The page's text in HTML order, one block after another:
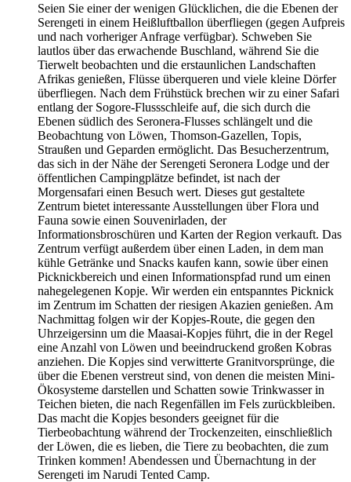
Seien Sie einer der wenigen Glücklichen, die die Ebenen der
Serengeti in einem Heißluftballon überfliegen (gegen Aufpreis
und nach vorheriger Anfrage verfügbar). Schweben Sie
lautlos über das erwachende Buschland, während Sie die
Tierwelt beobachten und die erstaunlichen Landschaften
Afrikas genießen, Flüsse überqueren und viele kleine Dörfer
überfliegen. Nach dem Frühstück brechen wir zu einer Safari
entlang der Sogore-Flussschleife auf, die sich durch die
Ebenen südlich des Seronera-Flusses schlängelt und die
Beobachtung von Löwen, Thomson-Gazellen, Topis,
Straußen und Geparden ermöglicht. Das Besucherzentrum,
das sich in der Nähe der Serengeti Seronera Lodge und der
öffentlichen Campingplätze befindet, ist nach der
Morgensafari einen Besuch wert. Dieses gut gestaltete
Zentrum bietet interessante Ausstellungen über Flora und
Fauna sowie einen Souvenirladen, der
Informationsbroschüren und Karten der Region verkauft. Das
Zentrum verfügt außerdem über einen Laden, in dem man
kühle Getränke und Snacks kaufen kann, sowie über einen
Picknickbereich und einen Informationspfad rund um einen
nahegelegenen Kopje. Wir werden ein entspanntes Picknick
im Zentrum im Schatten der riesigen Akazien genießen. Am
Nachmittag folgen wir der Kopjes-Route, die gegen den
Uhrzeigersinn um die Maasai-Kopjes führt, die in der Regel
eine Anzahl von Löwen und beeindruckend großen Kobras
anziehen. Die Kopjes sind verwitterte Granitvorsprünge, die
über die Ebenen verstreut sind, von denen die meisten Mini-
Ökosysteme darstellen und Schatten sowie Trinkwasser in
Teichen bieten, die nach Regenfällen im Fels zurückbleiben.
Das macht die Kopjes besonders geeignet für die
Tierbeobachtung während der Trockenzeiten, einschließlich
der Löwen, die es lieben, die Tiere zu beobachten, die zum
Trinken kommen! Abendessen und Übernachtung in der
Serengeti im Narudi Tented Camp.